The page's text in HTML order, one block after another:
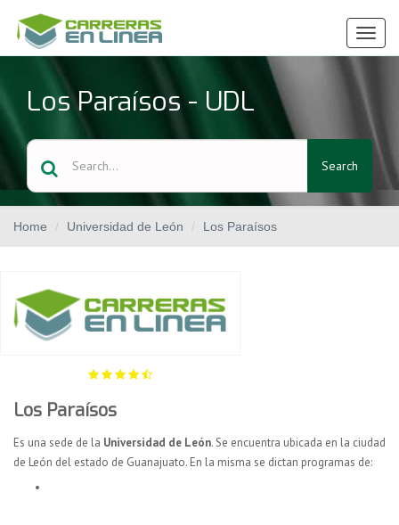
Ver
Menú
Los Paraísos - UDL
Search
Home Universidad de León Los Paraísos
Los Paraísos
Es una sede de la Universidad de León. Se encuentra ubicada en la ciudad
de León del estado de Guanajuato. En la misma se dictan programas de: